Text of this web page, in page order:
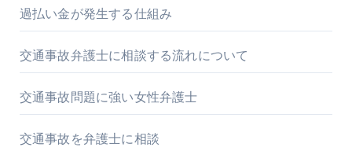
過払い金が発生する仕組み
交通事故弁護士に相談する流れについて
交通事故問題に強い女性弁護士
交通事故を弁護士に相談